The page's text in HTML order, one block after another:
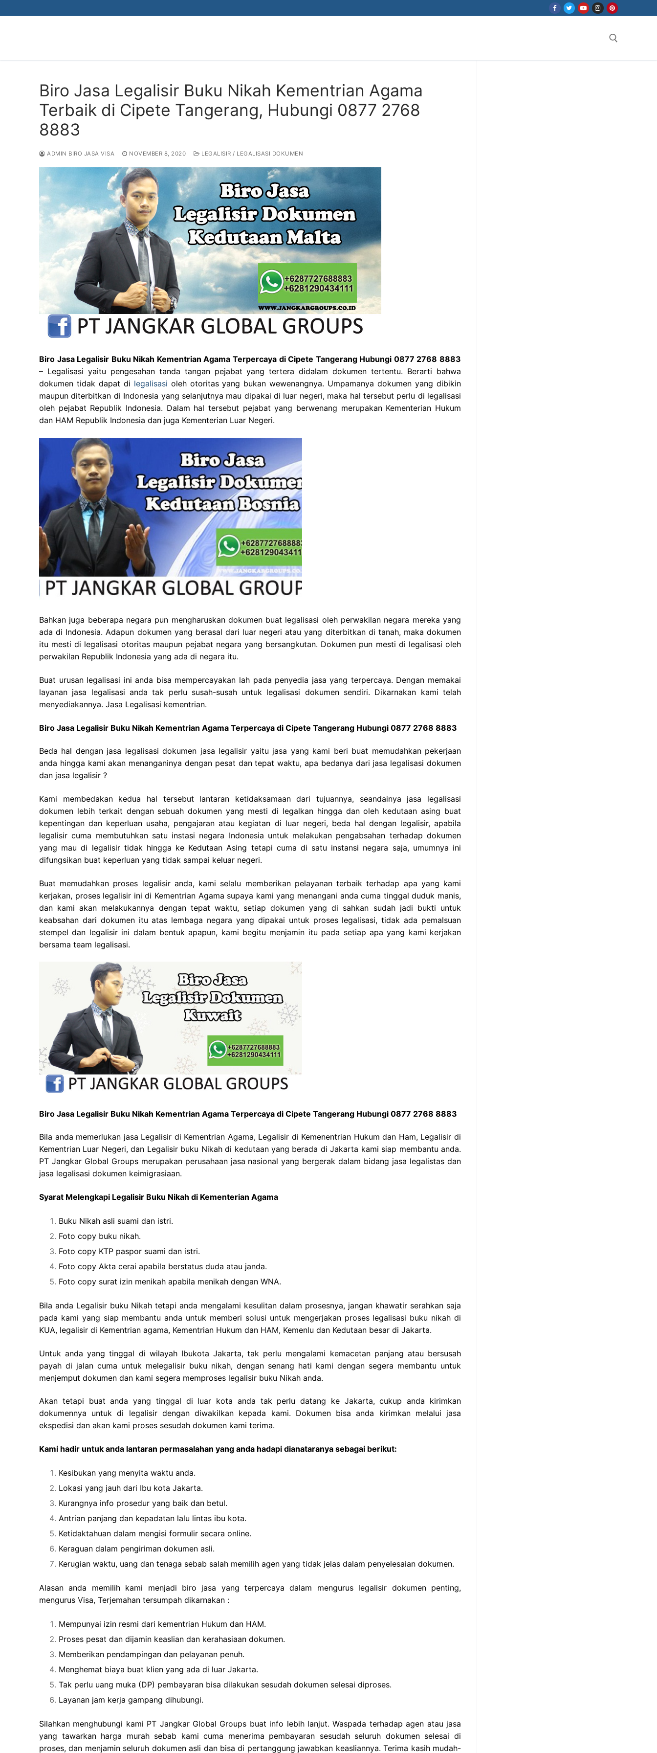
to
Biro Jasa Legalisir Buku Nikah Kementrian Agama
Terbaik di Cipete Tangerang, Hubungi 0877 2768
8883
ADMIN BIRO JASA VISA NOVEMBER 8, 2020 LEGALISIR / LEGALISASI DOKUMEN
Biro Jasa Legalisir Buku Nikah Kementrian Agama Terpercaya di Cipete Tangerang Hubungi 0877 2768 8883
– Legalisasi yaitu pengesahan tanda tangan pejabat yang tertera didalam dokumen tertentu. Berarti bahwa
dokumen tidak dapat di legalisasi oleh otoritas yang bukan wewenangnya. Umpamanya dokumen yang dibikin
maupun diterbitkan di Indonesia yang selanjutnya mau dipakai di luar negeri, maka hal tersebut perlu di legalisasi
oleh pejabat Republik Indonesia. Dalam hal tersebut pejabat yang berwenang merupakan Kementerian Hukum
dan HAM Republik Indonesia dan juga Kementerian Luar Negeri.
Bahkan juga beberapa negara pun mengharuskan dokumen buat legalisasi oleh perwakilan negara mereka yang
ada di Indonesia. Adapun dokumen yang berasal dari luar negeri atau yang diterbitkan di tanah, maka dokumen
itu mesti di legalisasi otoritas maupun pejabat negara yang bersangkutan. Dokumen pun mesti di legalisasi oleh
perwakilan Republik Indonesia yang ada di negara itu.
Buat urusan legalisasi ini anda bisa mempercayakan lah pada penyedia jasa yang terpercaya. Dengan memakai
layanan jasa legalisasi anda tak perlu susah-susah untuk legalisasi dokumen sendiri. Dikarnakan kami telah
menyediakannya. Jasa Legalisasi kementrian.
Biro Jasa Legalisir Buku Nikah Kementrian Agama Terpercaya di Cipete Tangerang Hubungi 0877 2768 8883
Beda hal dengan jasa legalisasi dokumen jasa legalisir yaitu jasa yang kami beri buat memudahkan pekerjaan
anda hingga kami akan menanganinya dengan pesat dan tepat waktu, apa bedanya dari jasa legalisasi dokumen
dan jasa legalisir ?
Kami membedakan kedua hal tersebut lantaran ketidaksamaan dari tujuannya, seandainya jasa legalisasi
dokumen lebih terkait dengan sebuah dokumen yang mesti di legalkan hingga dan oleh kedutaan asing buat
kepentingan dan keperluan usaha, pengajaran atau kegiatan di luar negeri, beda hal dengan legalisir, apabila
legalisir cuma membutuhkan satu instasi negara Indonesia untuk melakukan pengabsahan terhadap dokumen
yang mau di legalisir tidak hingga ke Kedutaan Asing tetapi cuma di satu instansi negara saja, umumnya ini
difungsikan buat keperluan yang tidak sampai keluar negeri.
Buat memudahkan proses legalisir anda, kami selalu memberikan pelayanan terbaik terhadap apa yang kami
kerjakan, proses legalisir ini di Kementrian Agama supaya kami yang menangani anda cuma tinggal duduk manis,
dan kami akan melakukannya dengan tepat waktu, setiap dokumen yang di sahkan sudah jadi bukti untuk
keabsahan dari dokumen itu atas lembaga negara yang dipakai untuk proses legalisasi, tidak ada pemalsuan
stempel dan legalisir ini dalam bentuk apapun, kami begitu menjamin itu pada setiap apa yang kami kerjakan
bersama team legalisasi.
Biro Jasa Legalisir Buku Nikah Kementrian Agama Terpercaya di Cipete Tangerang Hubungi 0877 2768 8883
Bila anda memerlukan jasa Legalisir di Kementrian Agama, Legalisir di Kemenentrian Hukum dan Ham, Legalisir di
Kementrian Luar Negeri, dan Legalisir buku Nikah di kedutaan yang berada di Jakarta kami siap membantu anda.
PT Jangkar Global Groups merupakan perusahaan jasa nasional yang bergerak dalam bidang jasa legalistas dan
jasa legalisasi dokumen keimigrasiaan.
Syarat Melengkapi Legalisir Buku Nikah di Kementerian Agama
Buku Nikah asli suami dan istri.
Foto copy buku nikah.
Foto copy KTP paspor suami dan istri.
Foto copy Akta cerai apabila berstatus duda atau janda.
Foto copy surat izin menikah apabila menikah dengan WNA.
Bila anda Legalisir buku Nikah tetapi anda mengalami kesulitan dalam prosesnya, jangan khawatir serahkan saja
pada kami yang siap membantu anda untuk memberi solusi untuk mengerjakan proses legalisasi buku nikah di
KUA, legalisir di Kementrian agama, Kementrian Hukum dan HAM, Kemenlu dan Kedutaan besar di Jakarta.
Untuk anda yang tinggal di wilayah Ibukota Jakarta, tak perlu mengalami kemacetan panjang atau bersusah
payah di jalan cuma untuk melegalisir buku nikah, dengan senang hati kami dengan segera membantu untuk
menjemput dokumen dan kami segera memproses legalisir buku Nikah anda.
Akan tetapi buat anda yang tinggal di luar kota anda tak perlu datang ke Jakarta, cukup anda kirimkan
dokumennya untuk di legalisir dengan diwakilkan kepada kami. Dokumen bisa anda kirimkan melalui jasa
ekspedisi dan akan kami proses sesudah dokumen kami terima.
Kami hadir untuk anda lantaran permasalahan yang anda hadapi dianataranya sebagai berikut:
Kesibukan yang menyita waktu anda.
Lokasi yang jauh dari Ibu kota Jakarta.
Kurangnya info prosedur yang baik dan betul.
Antrian panjang dan kepadatan lalu lintas ibu kota.
Ketidaktahuan dalam mengisi formulir secara online.
Keraguan dalam pengiriman dokumen asli.
Kerugian waktu, uang dan tenaga sebab salah memilih agen yang tidak jelas dalam penyelesaian dokumen.
Alasan anda memilih kami menjadi biro jasa yang terpercaya dalam mengurus legalisir dokumen penting,
mengurus Visa, Terjemahan tersumpah dikarnakan :
Mempunyai izin resmi dari kementrian Hukum dan HAM.
Proses pesat dan dijamin keaslian dan kerahasiaan dokumen.
Memberikan pendampingan dan pelayanan penuh.
Menghemat biaya buat klien yang ada di luar Jakarta.
Tak perlu uang muka (DP) pembayaran bisa dilakukan sesudah dokumen selesai diproses.
Layanan jam kerja gampang dihubungi.
Silahkan menghubungi kami PT Jangkar Global Groups buat info lebih lanjut. Waspada terhadap agen atau jasa
yang tawarkan harga murah sebab kami cuma menerima pembayaran sesudah seluruh dokumen selesai di
proses, dan menjamin seluruh dokumen asli dan bisa di pertanggung jawabkan keasliannya. Terima kasih mudah-